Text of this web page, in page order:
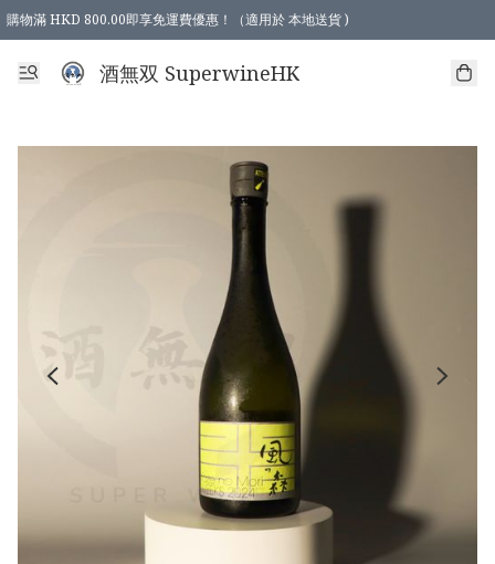
購物滿 HKD 800.00即享免運費優惠！（適用於 本地送貨 )
酒無双 SuperwineHK